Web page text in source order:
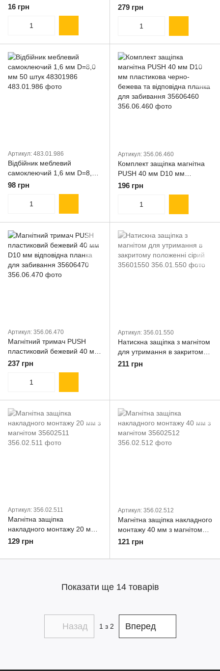
для системи 32 без
позиціонування 35637012
16 грн
зелений 37291470
279 грн
Артикул: 483.01.986
Відбійник меблевий
самоклеючий 1,6 мм D=8,0
мм 50 штук 48301986
98 грн
Артикул: 356.06.460
Комплект защіпка магнітна
PUSH 40 мм D10 мм
пластикова черно-бежева та
відповідна планка для
забивання 35606460
196 грн
Артикул: 356.06.470
Магнітний тримач PUSH
пластиковий бежевий 40 мм
D10 мм відповідна планка
для забивання 35606470
237 грн
Артикул: 356.01.550
Натискна защіпка з магнітом
для утримання в закритому
положенні сірий 35601550
211 грн
Артикул: 356.02.511
Магнітна защіпка
накладного монтажу 20 мм з
магнітом 35602511
129 грн
Артикул: 356.02.512
Магнітна защіпка накладного
монтажу 40 мм з магнітом
35602512
121 грн
Показати ще 14 товарів
Назад 1 з 2 Вперед